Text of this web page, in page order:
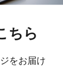
ちら
をお届け